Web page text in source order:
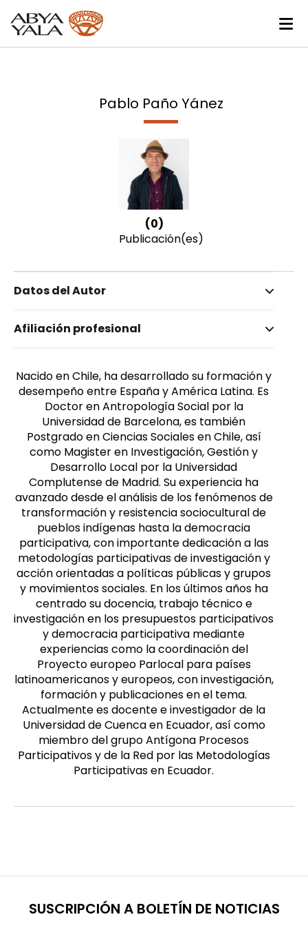
Pablo Paño Yánez
(0)
Publicación(es)
Datos del Autor
Paño Yánez, Pablo
Masculino
Afiliación profesional
Nacido en Chile, ha desarrollado su formación y
desempeño entre España y América Latina. Es
Doctor en Antropología Social por la
Universidad de Barcelona, es también
Postgrado en Ciencias Sociales en Chile, así
como Magister en Investigación, Gestión y
Desarrollo Local por la Universidad
Complutense de Madrid. Su experiencia ha
avanzado desde el análisis de los fenómenos de
transformación y resistencia sociocultural de
pueblos indígenas hasta la democracia
participativa, con importante dedicación a las
metodologías participativas de investigación y
acción orientadas a políticas públicas y grupos
y movimientos sociales. En los últimos años ha
centrado su docencia, trabajo técnico e
investigación en los presupuestos participativos
y democracia participativa mediante
experiencias como la coordinación del
Proyecto europeo Parlocal para países
latinoamericanos y europeos, con investigación,
formación y publicaciones en el tema.
Actualmente es docente e investigador de la
Universidad de Cuenca en Ecuador, así como
miembro del grupo Antígona Procesos
Participativos y de la Red por las Metodologías
Participativas en Ecuador.
SUSCRIPCIÓN A BOLETÍN DE NOTICIAS